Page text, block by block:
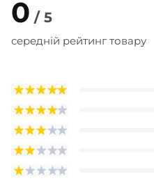
0 / 5
середній рейтинг товару